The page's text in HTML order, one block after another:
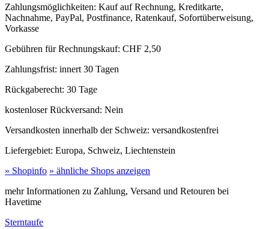
Zahlungsmöglichkeiten: Kauf auf Rechnung, Kreditkarte,
Nachnahme, PayPal, Postfinance, Ratenkauf, Sofortüberweisung,
Vorkasse
Gebühren für Rechnungskauf: CHF 2,50
Zahlungsfrist: innert 30 Tagen
Rückgaberecht: 30 Tage
kostenloser Rückversand: Nein
Versandkosten innerhalb der Schweiz: versandkostenfrei
Liefergebiet: Europa, Schweiz, Liechtenstein
» Shopinfo » ähnliche Shops anzeigen
mehr Informationen zu Zahlung, Versand und Retouren bei
Havetime
Sterntaufe